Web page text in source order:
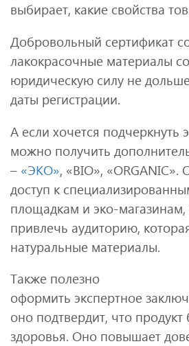
выбирает, какие свойства
Добровольный сертификат
лакокрасочные материалы
юридическую силу не дольше
даты регистрации.
А если хочется подчеркнуть
можно получить
– «ЭКО», «BIO»,
доступ к
площадкам и
привлечь аудиторию,
натуральные материалы.
Также полезно
оформить экспертное
оно подтвердит, что продукт
здоровья. Оно повышает